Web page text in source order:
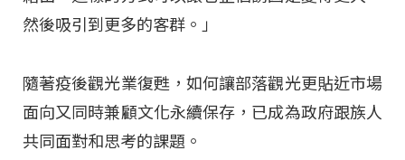
然後吸引到更多的客群。」
隨著疫後觀光業復甦，如何讓部落觀光更貼近市場
面向又同時兼顧文化永續保存，已成為政府跟族人
共同面對和思考的課題。